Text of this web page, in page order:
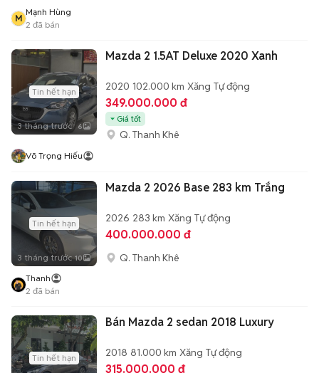
M
Mạnh Hùng
2 đã bán
Tin hết hạn
3 tháng trước 6
Mazda 2 1.5AT Deluxe 2020 Xanh
2020 102.000 km Xăng Tự động
349.000.000 đ
Giá tốt
Q. Thanh Khê
Võ Trọng Hiếu
Tin hết hạn
3 tháng trước 10
Mazda 2 2026 Base 283 km Trắng
2026 283 km Xăng Tự động
400.000.000 đ
Q. Thanh Khê
Thanh
2 đã bán
Tin hết hạn
Bán Mazda 2 sedan 2018 Luxury
2018 81.000 km Xăng Tự động
315.000.000 đ